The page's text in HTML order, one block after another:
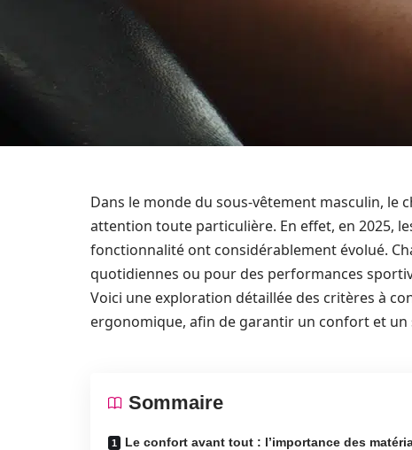
Dans le monde du sous-vêtement masculin, le
attention toute particulière. En effet, en 2025,
fonctionnalité ont considérablement évolué.
quotidiennes ou pour des performances
Voici une exploration détaillée des critères à
ergonomique, afin de garantir un confort et un
Sommaire
Le confort avant tout : l’importance des